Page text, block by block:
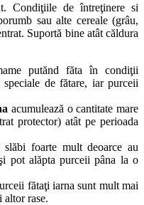
Condiţiile de întreţinere si
sau alte cereale (grâu,
Suportă bine atât căldura
putănd făta în condiţii
de fătare, iar purceii
acumulează o cantitate mare
protector) atât pe perioada
slăbi foarte mult deoarce au
pot alăpta purceii pâna la o
fătaţi iarna sunt mult mai
altor rase.